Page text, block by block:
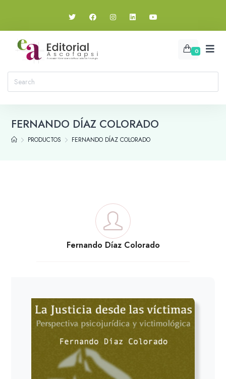
0
FERNANDO DÍAZ COLORADO
PRODUCTOS FERNANDO DÍAZ COLORADO
Fernando Díaz Colorado